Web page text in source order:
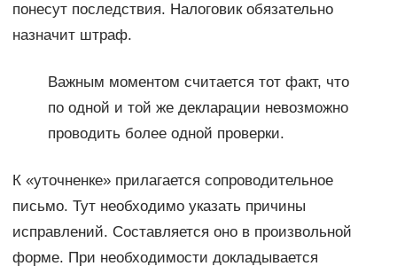
понесут последствия. Налоговик обязательно
назначит штраф.
Важным моментом считается тот факт, что
по одной и той же декларации невозможно
проводить более одной проверки.
К «уточненке» прилагается сопроводительное
письмо. Тут необходимо указать причины
исправлений. Составляется оно в произвольной
форме. При необходимости докладывается